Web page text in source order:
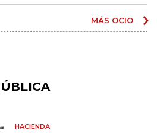
MÁS OCIO
HACIENDA